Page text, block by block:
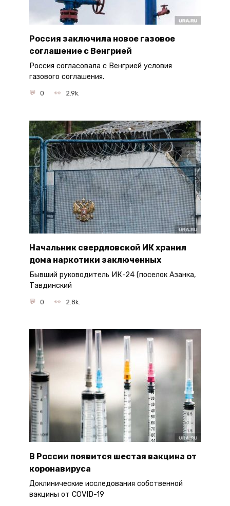
Россия заключила новое газовое
соглашение с Венгрией
Россия согласовала с Венгрией условия
газового соглашения.
0 2.9k.
Начальник свердловской ИК хранил
дома наркотики заключенных
Бывший руководитель ИК-24 (поселок Азанка,
Тавдинский
0 2.8k.
В России появится шестая вакцина от
коронавируса
Доклинические исследования собственной
вакцины от COVID-19